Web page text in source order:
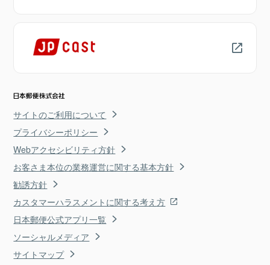
サイトのご利用について
プライバシーポリシー
Webアクセシビリティ方針
お客さま本位の業務運営に関する基本方針
勧誘方針
カスタマーハラスメントに関する考え方
日本郵便公式アプリ一覧
ソーシャルメディア
サイトマップ